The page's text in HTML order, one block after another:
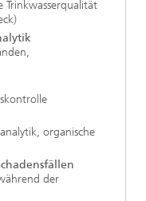
Trinkwasserqualität
organische
der